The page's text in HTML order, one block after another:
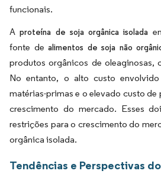
funcionais.
Aproteína de soja orgânica isolada
fonte de alimentos de soja não
produtos orgânicos de oleaginosas,
No entanto, o alto custo
matérias-primas e o elevado custo
crescimento do mercado. Esses
restrições para o crescimento do
orgânica isolada.
Tendências e Perspectivas